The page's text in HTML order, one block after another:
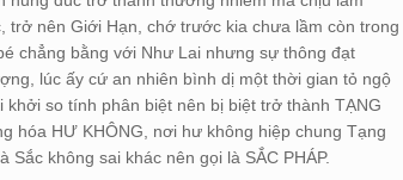
trở nên Giới Hạn, chớ trước kia chưa lầm còn trong
chẳng bằng với Như Lai nhưng sự thông đạt
lúc ấy cứ an nhiên bình dị một thời gian tỏ ngộ
so tính phân biệt nên bị biệt trở thành TẠNG
hóa HƯ KHÔNG, nơi hư không hiệp chung Tạng
không sai khác nên gọi là SẮC PHÁP.